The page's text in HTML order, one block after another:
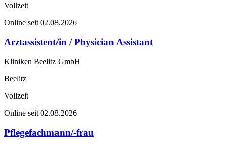
Vollzeit
Online seit 02.08.2026
Arztassistent/in / Physician Assistant
Kliniken Beelitz GmbH
Beelitz
Vollzeit
Online seit 02.08.2026
Pflegefachmann/-frau